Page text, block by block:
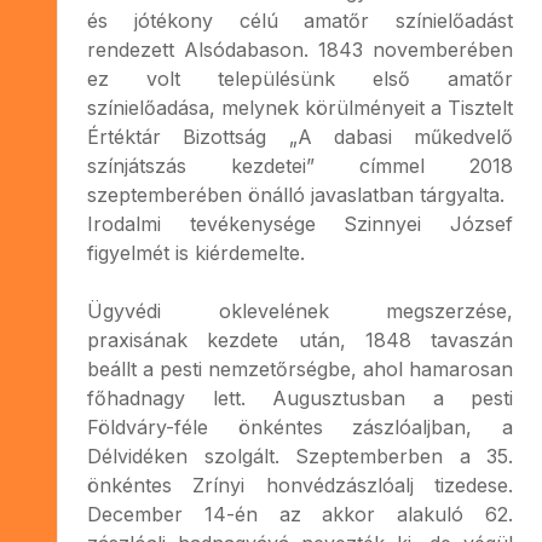
és jótékony célú amatőr színielőadást
rendezett Alsódabason. 1843 novemberében
ez volt településünk első amatőr
színielőadása, melynek körülményeit a Tisztelt
Értéktár Bizottság „A dabasi műkedvelő
színjátszás kezdetei” címmel 2018
szeptemberében önálló javaslatban tárgyalta.
Irodalmi tevékenysége Szinnyei József
figyelmét is kiérdemelte.
Ügyvédi oklevelének megszerzése,
praxisának kezdete után, 1848 tavaszán
beállt a pesti nemzetőrségbe, ahol hamarosan
főhadnagy lett. Augusztusban a pesti
Földváry-féle önkéntes zászlóaljban, a
Délvidéken szolgált. Szeptemberben a 35.
önkéntes Zrínyi honvédzászlóalj tizedese.
December 14-én az akkor alakuló 62.